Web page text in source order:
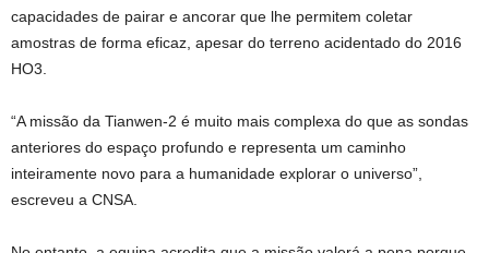
capacidades de pairar e ancorar que lhe permitem coletar
amostras de forma eficaz, apesar do terreno acidentado do 2016
HO3.
“A missão da Tianwen-2 é muito mais complexa do que as sondas
anteriores do espaço profundo e representa um caminho
inteiramente novo para a humanidade explorar o universo”,
escreveu a CNSA.